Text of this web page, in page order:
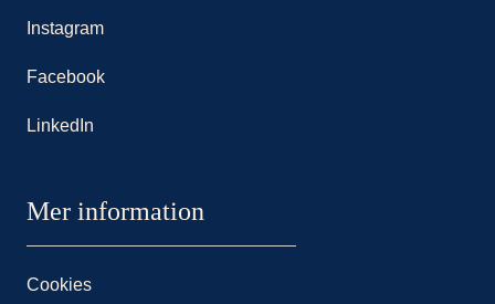
Instagram
Facebook
LinkedIn
Mer information
Cookies